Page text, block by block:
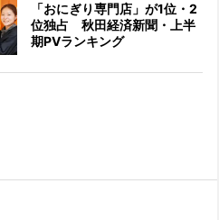
「おにぎり専門店」が1位・2
位独占 秋田経済新聞・上半
期PVランキング